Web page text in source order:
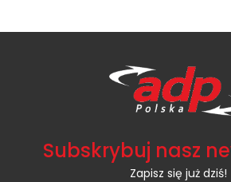
Subskrybuj nasz
Zapisz się już dziś!